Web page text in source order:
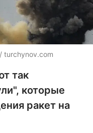
turchynov.com
так
которые
ракет на